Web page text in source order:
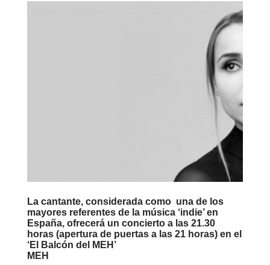
La cantante, considerada como una de los
mayores referentes de la música ‘indie’ en
España, ofrecerá un concierto a las 21.30
horas (apertura de puertas a las 21 horas) en el
‘El Balcón del MEH’
MEH